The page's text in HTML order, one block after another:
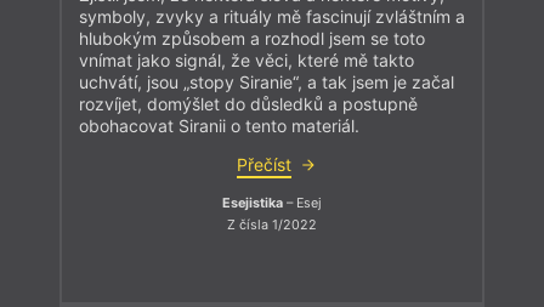
symboly, zvyky a rituály mě fascinují zvláštním a
hlubokým způsobem a rozhodl jsem se toto
vnímat jako signál, že věci, které mě takto
uchvátí, jsou „stopy Siranie“, a tak jsem je začal
rozvíjet, domýšlet do důsledků a postupně
obohacovat Siranii o tento materiál.
Přečíst
Esejistika – Esej
Z čísla 1/2022